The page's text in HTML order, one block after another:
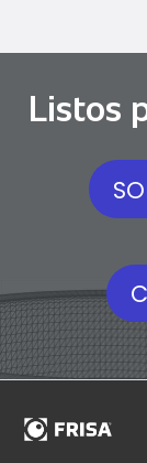
Listos